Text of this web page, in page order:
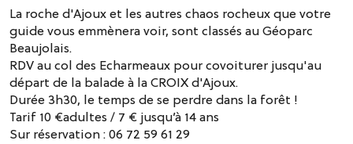
La roche d'Ajoux et les autres chaos rocheux que votre
guide vous emmènera voir, sont classés au Géoparc
Beaujolais.
RDV au col des Echarmeaux pour covoiturer jusqu'au
départ de la balade à la CROIX d'Ajoux.
Durée 3h30, le temps de se perdre dans la forêt !
Tarif 10 €adultes / 7 € jusqu’à 14 ans
Sur réservation : 06 72 59 61 29